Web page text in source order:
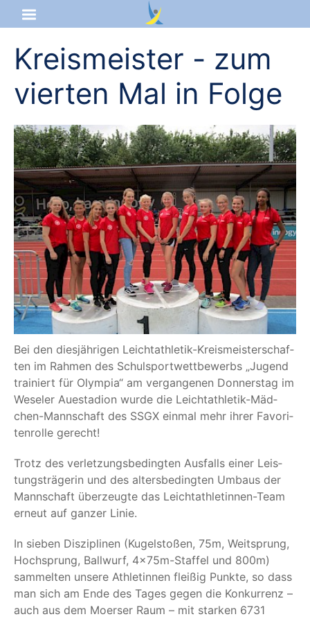
Startseite
Aktuelles
Das sind wir
Lernangebot
Service & Infos
Kreismeister - zum
vierten Mal in Folge
Bei den dies­jäh­ri­gen Leicht­ath­le­tik-Kreis­meis­ter­schaf­
ten im Rah­men des Schul­sport­wett­be­werbs „Jugend
trai­niert für Olym­pia“ am ver­gan­ge­nen Don­ners­tag im
Wese­ler Aue­sta­di­on wur­de die Leicht­ath­le­tik-Mäd­
chen-Mann­schaft des SSGX ein­mal mehr ihrer Favo­ri­
ten­rol­le gerecht!
Trotz des ver­let­zungs­be­ding­ten Aus­falls einer Leis­
tungs­trä­ge­rin und des alters­be­ding­ten Umbaus der
Mann­schaft über­zeug­te das Leicht­ath­le­tin­nen-Team
erneut auf gan­zer Linie.
In sie­ben Dis­zi­pli­nen (Kugel­sto­ßen, 75m, Weit­sprung,
Hoch­sprung, Ball­wurf, 4x75m-Staf­fel und 800m)
sam­mel­ten unse­re Ath­le­tin­nen flei­ßig Punk­te, so dass
man sich am Ende des Tages gegen die Kon­kur­renz –
auch aus dem Moer­ser Raum – mit star­ken 6731